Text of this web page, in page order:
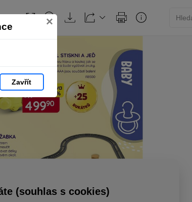
×
Zavřít
(souhlas s cookies)